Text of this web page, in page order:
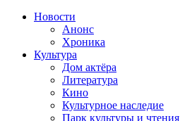
Новости
Анонс
Хроника
Культура
Дом актёра
Литература
Кино
Культурное наследие
Парк культуры и чтения